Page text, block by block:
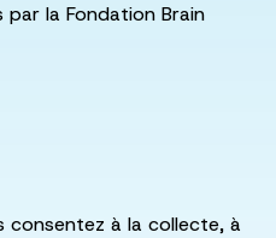
par la Fondation Brain
consentez à la collecte, à